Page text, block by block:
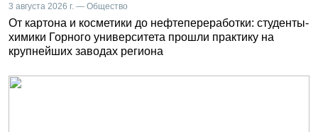
3 августа 2026 г. — Общество
От картона и косметики до нефтепереработки: студенты-
химики Горного университета прошли практику на
крупнейших заводах региона